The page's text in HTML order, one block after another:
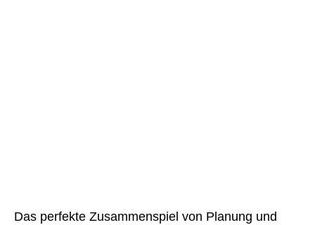
Das perfekte Zusammenspiel von Planung und